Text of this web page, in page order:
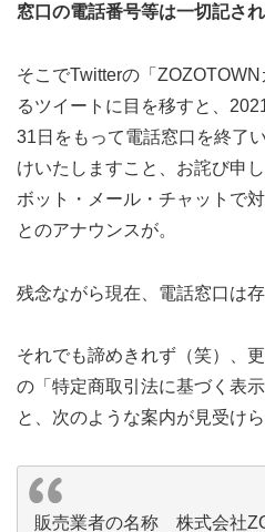
窓口の電話番号等は一切記さ
そこでTwitterの「
るツイートに目を移すと、
31日をもって電話窓口を終了
けいたしますこと、お詫び申
ボット・メール・チャットで
とのアナウンスが。
残念ながら現在、電話窓口は
それでも諦めきれず（笑）、
の「特定商取引法に基づく表
と、次のような案内が見受けら
販売業者の名称 株式会社